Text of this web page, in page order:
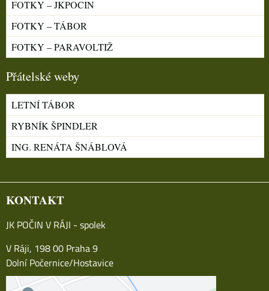
FOTKY – JKPOCIN
FOTKY – TÁBOR
FOTKY – PARAVOLTIŽ
Přátelské weby
LETNÍ TÁBOR
RYBNÍK ŠPINDLER
ING. RENÁTA ŠNÁBLOVÁ
KONTAKT
JK POČIN V RÁJI - spolek
V Ráji, 198 00 Praha 9
Dolní Počernice/Hostavice